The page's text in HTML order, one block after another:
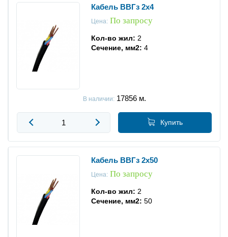
Кабель ВВГз 2x4
Цена:По запросу
Кол-во жил: 2
Сечение, мм2: 4
В наличии:17856 м.
Купить
Кабель ВВГз 2x50
Цена:По запросу
Кол-во жил: 2
Сечение, мм2: 50